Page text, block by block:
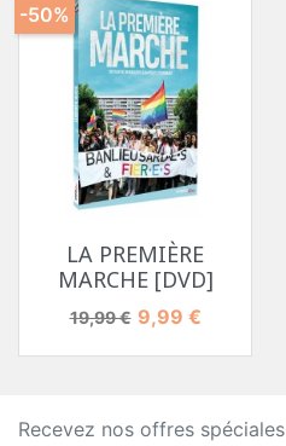
LA PREMIÈRE
MARCHE [DVD]
Prix de base
19,99 € Prix
9,99 €
-50%
Recevez nos offres spéciales